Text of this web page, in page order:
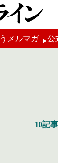
メルマガ 公
10記事